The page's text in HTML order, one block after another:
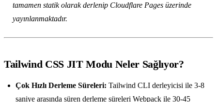
tamamen statik olarak derlenip Cloudflare Pages üzerinde
yayınlanmaktadır.
Tailwind CSS JIT Modu Neler Sağlıyor?
Çok Hızlı Derleme Süreleri: Tailwind CLI derleyicisi ile 3-8
saniye arasında süren derleme süreleri Webpack ile 30-45